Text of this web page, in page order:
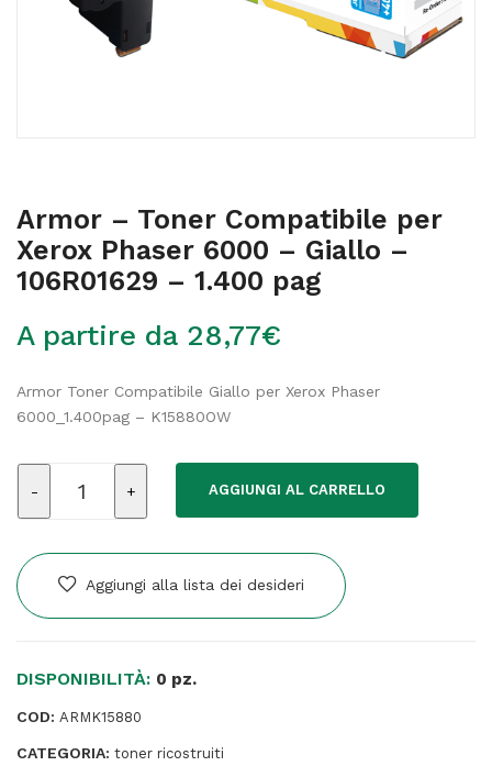
Armor – Toner Compatibile per
Xerox Phaser 6000 – Giallo –
106R01629 – 1.400 pag
A partire da 28,77€
Armor Toner Compatibile Giallo per Xerox Phaser
6000_1.400pag – K15880OW
Compatibile
per
-
106R01629
AGGIUNGI AL CARRELLO
Aggiungi alla lista dei desideri
DISPONIBILITÀ: 0 pz.
COD: ARMK15880
CATEGORIA: toner ricostruiti